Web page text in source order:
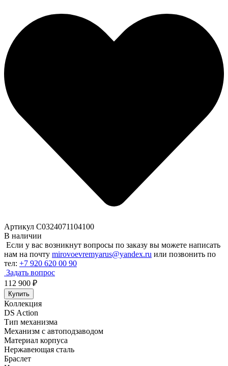
Артикул C0324071104100
В наличии
Если у вас возникнут вопросы по заказу вы можете написать
нам на почту mirovoevremyarus@yandex.ru или позвонить по
тел: +7 920 620 00 90
Задать вопрос
112 900 ₽
Купить
Коллекция
DS Action
Тип механизма
Механизм с автоподзаводом
Материал корпуса
Нержавеющая сталь
Браслет